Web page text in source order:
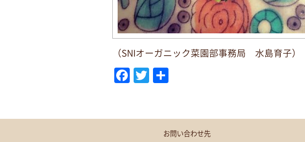
（SNIオーガニック菜園部事務局 水島育子）
F
a
e
T
w
te
お問い合わせ先